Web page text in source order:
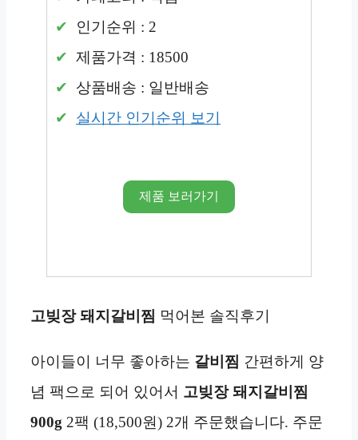
인기순위 : 2
제품가격 : 18500
상품배송 : 일반배송
실시간 인기순위 보기
제품 보러가기
고빚장 돼지갈비찜 먹어본 솔직후기
아이들이 너무 좋아하는 갈비찜 간편하게 양
념 팩으로 되어 있어서 고빚장 돼지갈비찜
900g 2팩 (18,500원) 2개 주문했습니다. 주문